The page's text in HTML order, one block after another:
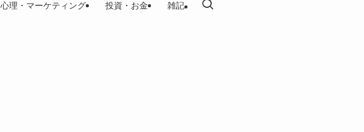
心理・マーケティング 投資・お金 雑記